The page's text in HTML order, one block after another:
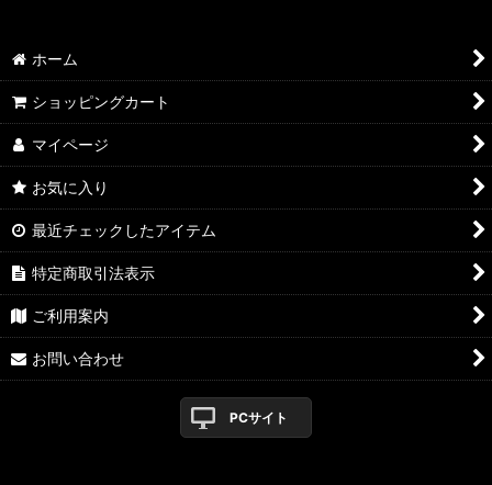
ホーム
ショッピングカート
マイページ
お気に入り
最近チェックしたアイテム
特定商取引法表示
ご利用案内
お問い合わせ
PCサイト